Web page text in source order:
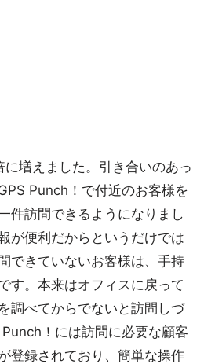
に増えました。引き合いのあっ
Punch！で付近のお客様を
件訪問できるようになりまし
が便利だからというだけでは
できていないお客様は、手持
す。本来はオフィスに戻って
調べてからでないと訪問しづ
！には訪問に必要な顧客
登録されており、簡単な操作